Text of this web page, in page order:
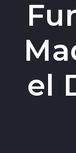
el